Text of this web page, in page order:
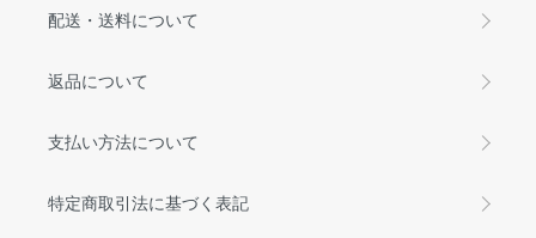
配送・送料について
返品について
支払い方法について
特定商取引法に基づく表記